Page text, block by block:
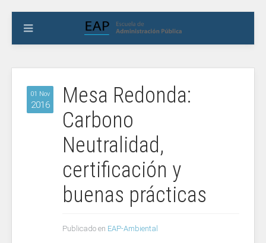
01 Nov
2016
Mesa Redonda:
Carbono
Neutralidad,
certificación y
buenas prácticas
Publicado en EAP-Ambiental